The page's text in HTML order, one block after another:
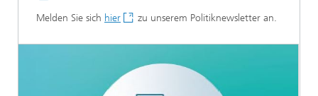
Melden Sie sich hier zu unserem Politiknewsletter an.